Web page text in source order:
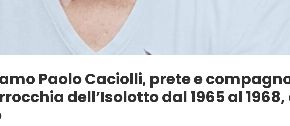
Paolo Caciolli, prete e
dell’Isolotto dal 1965 al